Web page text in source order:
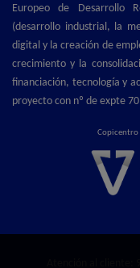
Europeo de Desarrollo
(desarrollo industrial, la
digital y la creación de
crecimiento y la
financiación, tecnología y
proyecto con nº de expte
Copicentro